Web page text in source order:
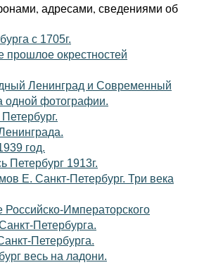
адресами, сведениями об
с 1705г.
окрестностей
Ленинград и Современный
одной фотографии.
год.
Петербург 1913г.
Е. Санкт-Петербург. Три века
Российско-Императорского
Петербурга.
Петербурга.
весь на ладони.